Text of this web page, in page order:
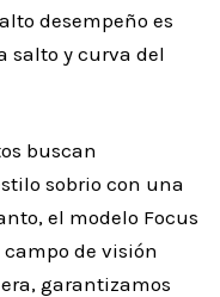
desempeño es
y curva del
buscan
sobrio con una
el modelo Focus
de visión
garantizamos